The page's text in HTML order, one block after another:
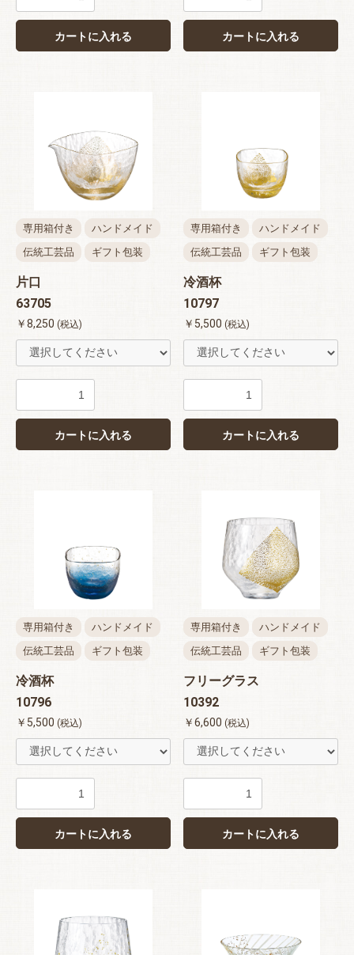
カートに入れる カートに入れる
専用箱付き
ハンドメイド
伝統工芸品
ギフト包装
片口
63705
￥8,250 (税込)
カートに入れる
専用箱付き
ハンドメイド
伝統工芸品
ギフト包装
冷酒杯
10797
￥5,500 (税込)
カートに入れる
専用箱付き
ハンドメイド
伝統工芸品
ギフト包装
冷酒杯
10796
￥5,500 (税込)
カートに入れる
専用箱付き
ハンドメイド
伝統工芸品
ギフト包装
フリーグラス
10392
￥6,600 (税込)
カートに入れる